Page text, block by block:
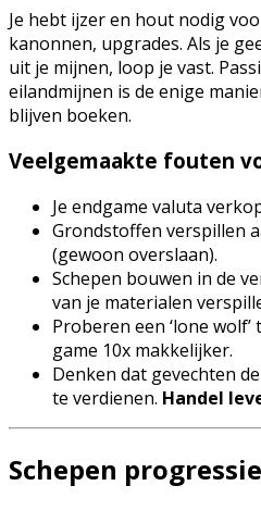
Je hebt ijzer en hout nodig
kanonnen, upgrades. Als je
uit je mijnen, loop je vast.
eilandmijnen is de enige
blijven boeken.
Veelgemaakte fouten
Je endgame valuta
Grondstoffen verspillen
(gewoon overslaan).
Schepen bouwen in de
van je materialen
Proberen een ‘lone
game 10x makkelijker.
Denken dat gevechten
te verdienen. Handel
Schepen